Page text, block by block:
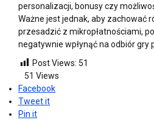
personalizacji, bonusy czy
Ważne jest jednak, aby zachować
przesadzić z mikropłatnościami,
negatywnie wpłynąć na odbiór gry
Post Views: 51
51 Views
Facebook
Tweet it
Pin it